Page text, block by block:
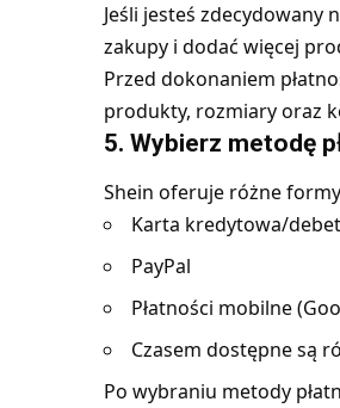
Jeśli jesteś zdecydowany
zakupy i dodać więcej
Przed dokonaniem
produkty, rozmiary oraz
5. Wybierz metodę
Shein oferuje różne
Karta kredytowa/
PayPal
Płatności mobilne
Czasem dostępne są
Po wybraniu metody